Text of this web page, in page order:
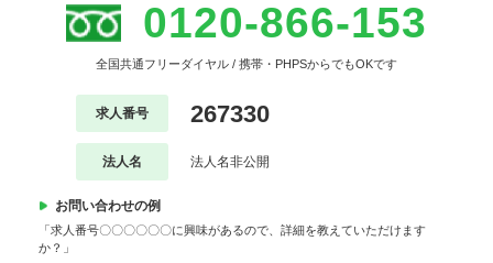
0120-866-153
全国共通フリーダイヤル / 携帯・PHPSからでもOKです
求人番号 267330
法人名 法人名非公開
お問い合わせの例
「求人番号〇〇〇〇〇〇に興味があるので、詳細を教えていただけます
か？」